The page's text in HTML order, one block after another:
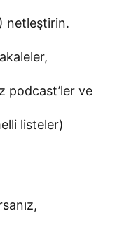
netleştirin.
podcast’ler ve
listeler)